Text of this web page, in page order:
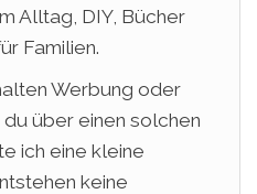
Alltag, DIY, Bücher
Familien.
Werbung oder
über einen solchen
ich eine kleine
keine